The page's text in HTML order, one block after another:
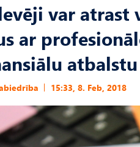
var atrast
ar
atbalstu
15:33, 8. Feb, 2018